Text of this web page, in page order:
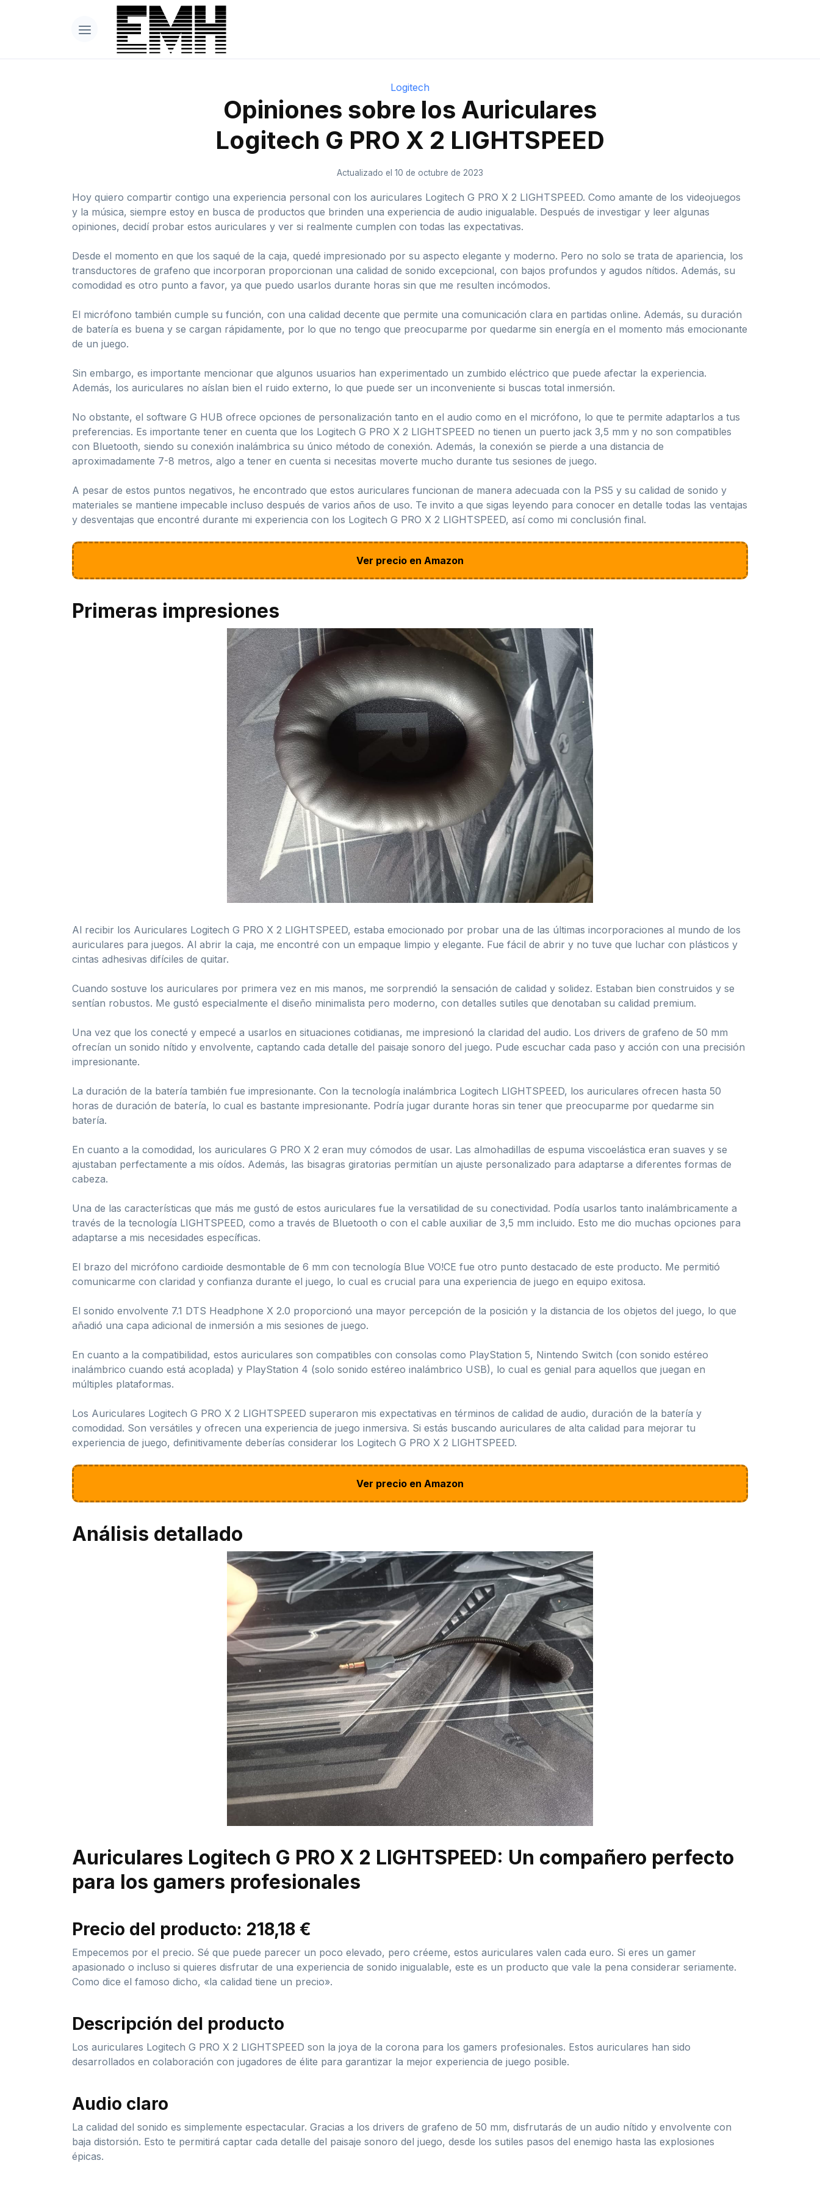
Logitech
Opiniones sobre los Auriculares
Logitech G PRO X 2 LIGHTSPEED
Actualizado el 10 de octubre de 2023
Hoy quiero compartir contigo una experiencia personal con los auriculares Logitech G PRO X 2 LIGHTSPEED. Como amante de los videojuegos
y la música, siempre estoy en busca de productos que brinden una experiencia de audio inigualable. Después de investigar y leer algunas
opiniones, decidí probar estos auriculares y ver si realmente cumplen con todas las expectativas.
Desde el momento en que los saqué de la caja, quedé impresionado por su aspecto elegante y moderno. Pero no solo se trata de apariencia, los
transductores de grafeno que incorporan proporcionan una calidad de sonido excepcional, con bajos profundos y agudos nítidos. Además, su
comodidad es otro punto a favor, ya que puedo usarlos durante horas sin que me resulten incómodos.
El micrófono también cumple su función, con una calidad decente que permite una comunicación clara en partidas online. Además, su duración
de batería es buena y se cargan rápidamente, por lo que no tengo que preocuparme por quedarme sin energía en el momento más emocionante
de un juego.
Sin embargo, es importante mencionar que algunos usuarios han experimentado un zumbido eléctrico que puede afectar la experiencia.
Además, los auriculares no aíslan bien el ruido externo, lo que puede ser un inconveniente si buscas total inmersión.
No obstante, el software G HUB ofrece opciones de personalización tanto en el audio como en el micrófono, lo que te permite adaptarlos a tus
preferencias. Es importante tener en cuenta que los Logitech G PRO X 2 LIGHTSPEED no tienen un puerto jack 3,5 mm y no son compatibles
con Bluetooth, siendo su conexión inalámbrica su único método de conexión. Además, la conexión se pierde a una distancia de
aproximadamente 7-8 metros, algo a tener en cuenta si necesitas moverte mucho durante tus sesiones de juego.
A pesar de estos puntos negativos, he encontrado que estos auriculares funcionan de manera adecuada con la PS5 y su calidad de sonido y
materiales se mantiene impecable incluso después de varios años de uso. Te invito a que sigas leyendo para conocer en detalle todas las ventajas
y desventajas que encontré durante mi experiencia con los Logitech G PRO X 2 LIGHTSPEED, así como mi conclusión final.
Ver precio en Amazon
Primeras impresiones
Al recibir los Auriculares Logitech G PRO X 2 LIGHTSPEED, estaba emocionado por probar una de las últimas incorporaciones al mundo de los
auriculares para juegos. Al abrir la caja, me encontré con un empaque limpio y elegante. Fue fácil de abrir y no tuve que luchar con plásticos y
cintas adhesivas difíciles de quitar.
Cuando sostuve los auriculares por primera vez en mis manos, me sorprendió la sensación de calidad y solidez. Estaban bien construidos y se
sentían robustos. Me gustó especialmente el diseño minimalista pero moderno, con detalles sutiles que denotaban su calidad premium.
Una vez que los conecté y empecé a usarlos en situaciones cotidianas, me impresionó la claridad del audio. Los drivers de grafeno de 50 mm
ofrecían un sonido nítido y envolvente, captando cada detalle del paisaje sonoro del juego. Pude escuchar cada paso y acción con una precisión
impresionante.
La duración de la batería también fue impresionante. Con la tecnología inalámbrica Logitech LIGHTSPEED, los auriculares ofrecen hasta 50
horas de duración de batería, lo cual es bastante impresionante. Podría jugar durante horas sin tener que preocuparme por quedarme sin
batería.
En cuanto a la comodidad, los auriculares G PRO X 2 eran muy cómodos de usar. Las almohadillas de espuma viscoelástica eran suaves y se
ajustaban perfectamente a mis oídos. Además, las bisagras giratorias permitían un ajuste personalizado para adaptarse a diferentes formas de
cabeza.
Una de las características que más me gustó de estos auriculares fue la versatilidad de su conectividad. Podía usarlos tanto inalámbricamente a
través de la tecnología LIGHTSPEED, como a través de Bluetooth o con el cable auxiliar de 3,5 mm incluido. Esto me dio muchas opciones para
adaptarse a mis necesidades específicas.
El brazo del micrófono cardioide desmontable de 6 mm con tecnología Blue VO!CE fue otro punto destacado de este producto. Me permitió
comunicarme con claridad y confianza durante el juego, lo cual es crucial para una experiencia de juego en equipo exitosa.
El sonido envolvente 7.1 DTS Headphone X 2.0 proporcionó una mayor percepción de la posición y la distancia de los objetos del juego, lo que
añadió una capa adicional de inmersión a mis sesiones de juego.
En cuanto a la compatibilidad, estos auriculares son compatibles con consolas como PlayStation 5, Nintendo Switch (con sonido estéreo
inalámbrico cuando está acoplada) y PlayStation 4 (solo sonido estéreo inalámbrico USB), lo cual es genial para aquellos que juegan en
múltiples plataformas.
Los Auriculares Logitech G PRO X 2 LIGHTSPEED superaron mis expectativas en términos de calidad de audio, duración de la batería y
comodidad. Son versátiles y ofrecen una experiencia de juego inmersiva. Si estás buscando auriculares de alta calidad para mejorar tu
experiencia de juego, definitivamente deberías considerar los Logitech G PRO X 2 LIGHTSPEED.
Ver precio en Amazon
Análisis detallado
Auriculares Logitech G PRO X 2 LIGHTSPEED: Un compañero perfecto
para los gamers profesionales
Precio del producto: 218,18 €
Empecemos por el precio. Sé que puede parecer un poco elevado, pero créeme, estos auriculares valen cada euro. Si eres un gamer
apasionado o incluso si quieres disfrutar de una experiencia de sonido inigualable, este es un producto que vale la pena considerar seriamente.
Como dice el famoso dicho, «la calidad tiene un precio».
Descripción del producto
Los auriculares Logitech G PRO X 2 LIGHTSPEED son la joya de la corona para los gamers profesionales. Estos auriculares han sido
desarrollados en colaboración con jugadores de élite para garantizar la mejor experiencia de juego posible.
Audio claro
La calidad del sonido es simplemente espectacular. Gracias a los drivers de grafeno de 50 mm, disfrutarás de un audio nítido y envolvente con
baja distorsión. Esto te permitirá captar cada detalle del paisaje sonoro del juego, desde los sutiles pasos del enemigo hasta las explosiones
épicas.